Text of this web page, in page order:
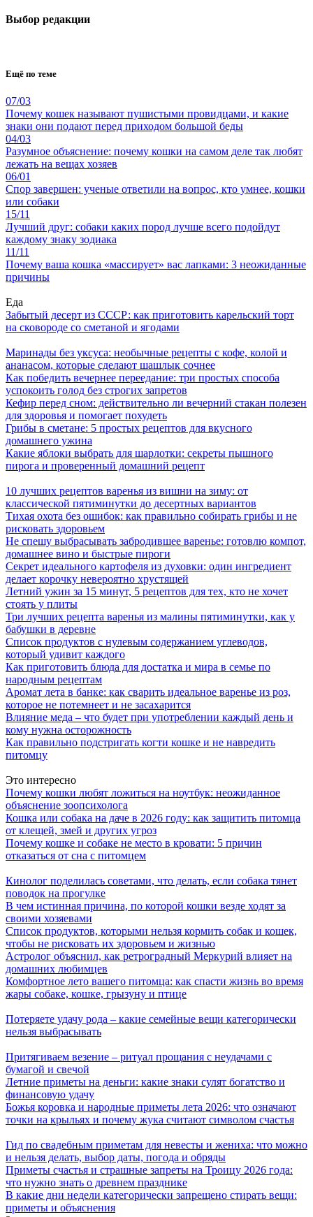
Выбор редакции
Ещё по теме
07/03
Почему кошек называют пушистыми провидцами, и какие
знаки они подают перед приходом большой беды
04/03
Разумное объяснение: почему кошки на самом деле так любят
лежать на вещах хозяев
06/01
Спор завершен: ученые ответили на вопрос, кто умнее, кошки
или собаки
15/11
Лучший друг: собаки каких пород лучше всего подойдут
каждому знаку зодиака
11/11
Почему ваша кошка «массирует» вас лапками: 3 неожиданные
причины
Еда
Забытый десерт из СССР: как приготовить карельский торт
на сковороде со сметаной и ягодами
Маринады без уксуса: необычные рецепты с кофе, колой и
ананасом, которые сделают шашлык сочнее
Как победить вечернее переедание: три простых способа
успокоить голод без строгих запретов
Кефир перед сном: действительно ли вечерний стакан полезен
для здоровья и помогает похудеть
Грибы в сметане: 5 простых рецептов для вкусного
домашнего ужина
Какие яблоки выбрать для шарлотки: секреты пышного
пирога и проверенный домашний рецепт
10 лучших рецептов варенья из вишни на зиму: от
классической пятиминутки до десертных вариантов
Тихая охота без ошибок: как правильно собирать грибы и не
рисковать здоровьем
Не спешу выбрасывать забродившее варенье: готовлю компот,
домашнее вино и быстрые пироги
Секрет идеального картофеля из духовки: один ингредиент
делает корочку невероятно хрустящей
Летний ужин за 15 минут, 5 рецептов для тех, кто не хочет
стоять у плиты
Три лучших рецепта варенья из малины пятиминутки, как у
бабушки в деревне
Список продуктов с нулевым содержанием углеводов,
который удивит каждого
Как приготовить блюда для достатка и мира в семье по
народным рецептам
Аромат лета в банке: как сварить идеальное варенье из роз,
которое не потемнеет и не засахарится
Влияние меда – что будет при употреблении каждый день и
кому нужна осторожность
Как правильно подстригать когти кошке и не навредить
питомцу
Это интересно
Почему кошки любят ложиться на ноутбук: неожиданное
объяснение зоопсихолога
Кошка или собака на даче в 2026 году: как защитить питомца
от клещей, змей и других угроз
Почему кошке и собаке не место в кровати: 5 причин
отказаться от сна с питомцем
Кинолог поделилась советами, что делать, если собака тянет
поводок на прогулке
В чем истинная причина, по которой кошки везде ходят за
своими хозяевами
Список продуктов, которыми нельзя кормить собак и кошек,
чтобы не рисковать их здоровьем и жизнью
Астролог объяснил, как ретроградный Меркурий влияет на
домашних любимцев
Комфортное лето вашего питомца: как спасти жизнь во время
жары собаке, кошке, грызуну и птице
Потеряете удачу рода – какие семейные вещи категорически
нельзя выбрасывать
Притягиваем везение – ритуал прощания с неудачами с
бумагой и свечой
Летние приметы на деньги: какие знаки сулят богатство и
финансовую удачу
Божья коровка и народные приметы лета 2026: что означают
точки на крыльях и почему жука считают символом счастья
Гид по свадебным приметам для невесты и жениха: что можно
и нельзя делать, выбор даты, погода и обряды
Приметы счастья и страшные запреты на Троицу 2026 года:
что нужно знать о древнем празднике
В какие дни недели категорически запрещено стирать вещи:
приметы и объяснения